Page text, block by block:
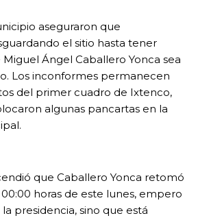
aseguraron que
el sitio hasta tener
Ángel Caballero Yonca sea
Los inconformes permanecen
del primer cuadro de Ixtenco,
algunas pancartas en la
que Caballero Yonca retomó
horas de este lunes, empero
presidencia, sino que está